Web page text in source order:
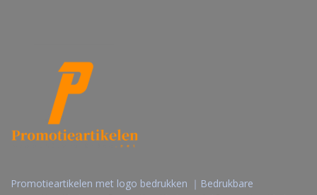
Promotieartikelen met logo bedrukken ｜Bedrukbare